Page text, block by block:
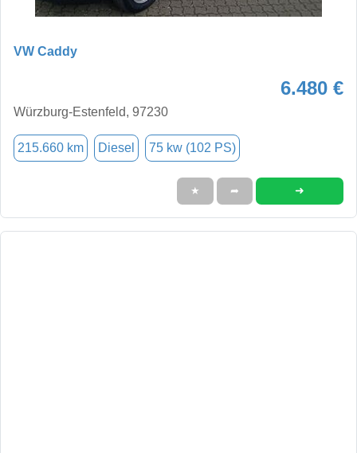
VW Caddy
6.480 €
Würzburg-Estenfeld, 97230
215.660 km Diesel 75 kw (102 PS)
★ ➦ ➜